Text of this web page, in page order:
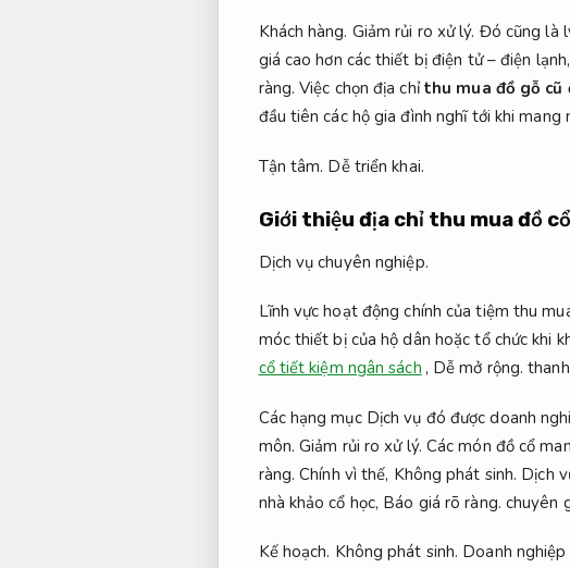
Khách hàng. Giảm rủi ro xử lý. Đó cũng là
giá cao hơn các thiết bị điện tử – điện lạnh,
ràng. Việc chọn địa chỉthu mua đồ gỗ cũ
đầu tiên các hộ gia đình nghĩ tới khi mang
Tận tâm. Dễ triển khai.
Giới thiệu địa chỉ thu mua đồ cổ
Dịch vụ chuyên nghiệp.
Lĩnh vực hoạt động chính của tiệm thu
móc thiết bị của hộ dân hoặc tổ chức khi
cổ tiết kiệm ngân sách , Dễ mở rộng.
Các hạng mục Dịch vụ đó được doanh
môn. Giảm rủi ro xử lý. Các món đồ cổ
ràng. Chính vì thế, Không phát sinh. Dịch
nhà khảo cổ học, Báo giá rõ ràng. chuyên
Kế hoạch. Không phát sinh. Doanh